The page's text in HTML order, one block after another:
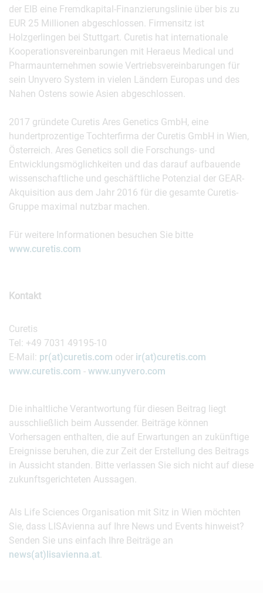
der EIB eine Fremdkapital-Finanzierungslinie über bis zu
EUR 25 Millionen abgeschlossen. Firmensitz ist
Holzgerlingen bei Stuttgart. Curetis hat internationale
Kooperationsvereinbarungen mit Heraeus Medical und
Pharmaunternehmen sowie Vertriebsvereinbarungen für
sein Unyvero System in vielen Ländern Europas und des
Nahen Ostens sowie Asien abgeschlossen.
2017 gründete Curetis Ares Genetics GmbH, eine
hundertprozentige Tochterfirma der Curetis GmbH in Wien,
Österreich. Ares Genetics soll die Forschungs- und
Entwicklungsmöglichkeiten und das darauf aufbauende
wissenschaftliche und geschäftliche Potenzial der GEAR-
Akquisition aus dem Jahr 2016 für die gesamte Curetis-
Gruppe maximal nutzbar machen.
Für weitere Informationen besuchen Sie bitte
www.curetis.com
Kontakt
Curetis
Tel: +49 7031 49195-10
E-Mail: pr(at)curetis.com oder ir(at)curetis.com
www.curetis.com - www.unyvero.com
Die inhaltliche Verantwortung für diesen Beitrag liegt
ausschließlich beim Aussender. Beiträge können
Vorhersagen enthalten, die auf Erwartungen an zukünftige
Ereignisse beruhen, die zur Zeit der Erstellung des Beitrags
in Aussicht standen. Bitte verlassen Sie sich nicht auf diese
zukunftsgerichteten Aussagen.
Als Life Sciences Organisation mit Sitz in Wien möchten
Sie, dass LISAvienna auf Ihre News und Events hinweist?
Senden Sie uns einfach Ihre Beiträge an
news(at)lisavienna.at.